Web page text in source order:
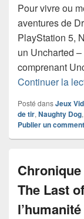
Pour vivre ou
aventures de
PlayStation 5,
un Uncharted
comprenant
Continuer la
Posté dansJeux
de tir, Naughty Dog,
Publier un
The Last